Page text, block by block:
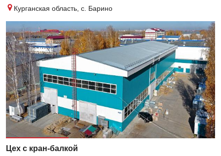
Курганская область, с. Барино
Цех с кран-балкой